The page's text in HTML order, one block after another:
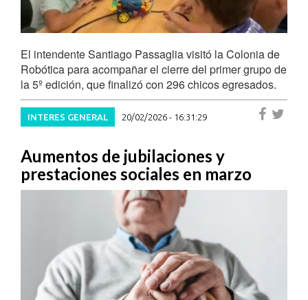
El intendente Santiago Passaglia visitó la Colonia de
Robótica para acompañar el cierre del primer grupo de
la 5º edición, que finalizó con 296 chicos egresados.
INTERES GENERAL 20/02/2026 - 16:31:29
Aumentos de jubilaciones y
prestaciones sociales en marzo